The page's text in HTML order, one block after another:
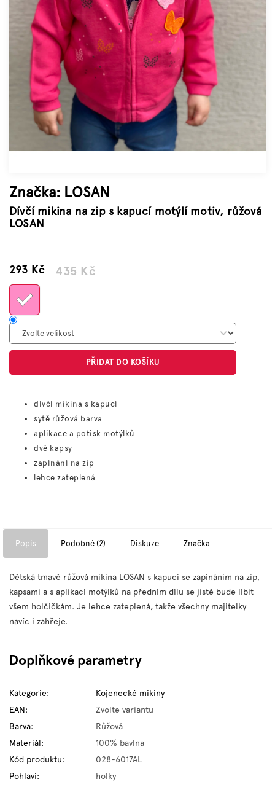
Značky
Měna
(CZK)
Přihlášení
Značka: LOSAN
Dívčí mikina na zip s kapucí motýlí motiv, růžová
LOSAN
435 Kč
293 KčMěrná
PŘIDAT DO KOŠÍKU
dívčí mikina s kapucí
sytě růžová barva
aplikace a potisk motýlků
dvě kapsy
zapínání na zip
lehce zateplená
Popis Podobné (2) Diskuze Značka
Dětská tmavě růžová mikina LOSAN s kapucí se zapínáním na zip,
kapsami a s aplikací motýlků na předním dílu se jistě bude líbit
všem holčičkám. Je lehce zateplená, takže všechny majitelky
navíc i zahřeje.
Doplňkové parametry
Kategorie:
Kojenecké mikiny
EAN:
Zvolte variantu
Barva:
Růžová
Materiál:
100% bavlna
Kód produktu:
028-6017AL
Pohlaví:
holky